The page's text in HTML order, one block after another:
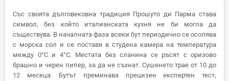
Със своята дълговековна традиция Прошуто ди Парма става
символ, без който италианската кухня не би могла да
съществува. В началната фаза всеки бут периодично се осолява
с морска сол и се поставя в студена камера на температура
между 0°C и 4°C. Местата без сланина се ръсят с оризово
брашно и черен пипер, за да не съхнат. Сушенето трае от 10 до
12 месеца. Бутът преминава прецизен експертен тест,